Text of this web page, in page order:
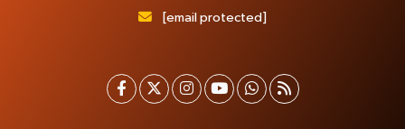
[email protected]